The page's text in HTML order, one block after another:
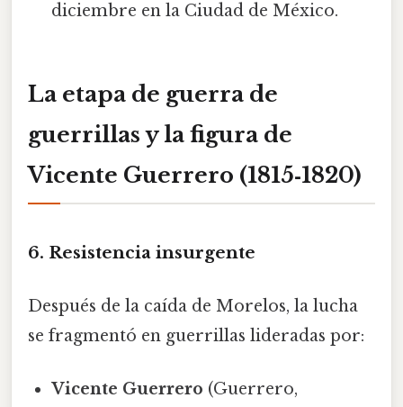
diciembre en la Ciudad de México.
La etapa de guerra de
guerrillas y la figura de
Vicente Guerrero (1815‑1820)
6. Resistencia insurgente
Después de la caída de Morelos, la lucha
se fragmentó en guerrillas lideradas por:
Vicente Guerrero (Guerrero,